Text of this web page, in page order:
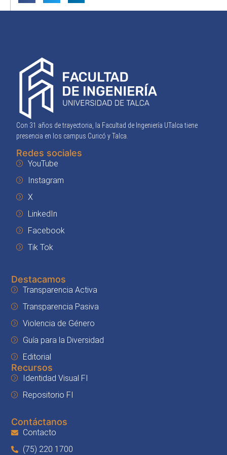
Con 31 años de trayectoria, la Facultad de Ingeniería UTalca tiene
presencia en los campus Curicó y Talca.
Redes sociales
YouTube
Instagram
X
LinkedIn
Facebook
Tik Tok
Destacamos
Transparencia Activa
Transparencia Pasiva
Violencia de Género
Guía para la Diversidad
Editorial
Recursos
Identidad Visual FI
Repositorio FI
Contáctanos
Contacto
(75) 220 1700